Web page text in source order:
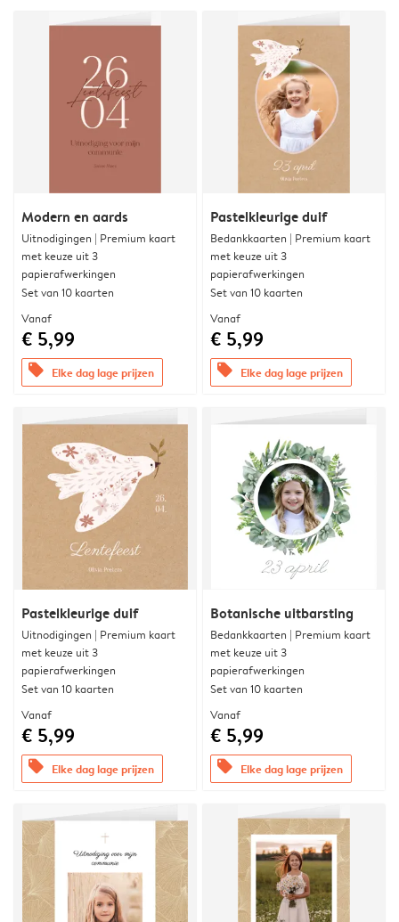
Modern en aards
Uitnodigingen | Premium kaart
met keuze uit 3
papierafwerkingen
Set van 10 kaarten
Vanaf
€ 5,99
offers Elke dag lage prijzen
Pastelkleurige duif
Bedankkaarten | Premium kaart
met keuze uit 3
papierafwerkingen
Set van 10 kaarten
Vanaf
€ 5,99
offers Elke dag lage prijzen
Pastelkleurige duif
Uitnodigingen | Premium kaart
met keuze uit 3
papierafwerkingen
Set van 10 kaarten
Vanaf
€ 5,99
offers Elke dag lage prijzen
Botanische uitbarsting
Bedankkaarten | Premium kaart
met keuze uit 3
papierafwerkingen
Set van 10 kaarten
Vanaf
€ 5,99
offers Elke dag lage prijzen